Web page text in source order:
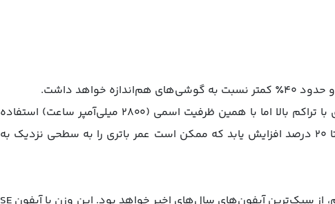
در این پست همچنین ذکر شده که احتمال دارد اپل از باتری با تراکم بالا اما با همین ظرفیت اسمی (۲۸۰۰ میلی‌آمپر ساعت) استفاده
کند. اگر این اتفاق بیفتد، ظرفیت واقعی باتری می‌تواند ۱۵ تا ۲۰ درصد افزایش یابد که ممکن است عمر باتری را به سطحی نزدیک به